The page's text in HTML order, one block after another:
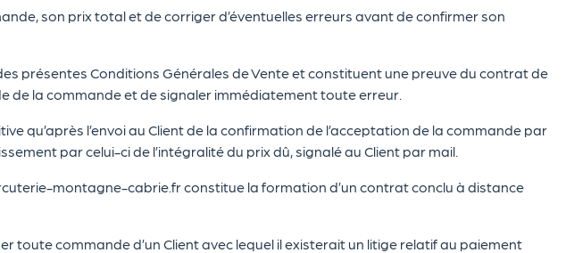
son prix total et de corriger d’éventuelles erreurs avant de confirmer son
présentes Conditions Générales de Vente et constituent une preuve du contrat de
de la commande et de signaler immédiatement toute erreur.
qu’après l’envoi au Client de la confirmation de l’acceptation de la commande par
par celui-ci de l’intégralité du prix dû, signalé au Client par mail.
montagne-cabrie.fr constitue la formation d’un contrat conclu à distance
toute commande d’un Client avec lequel il existerait un litige relatif au paiement